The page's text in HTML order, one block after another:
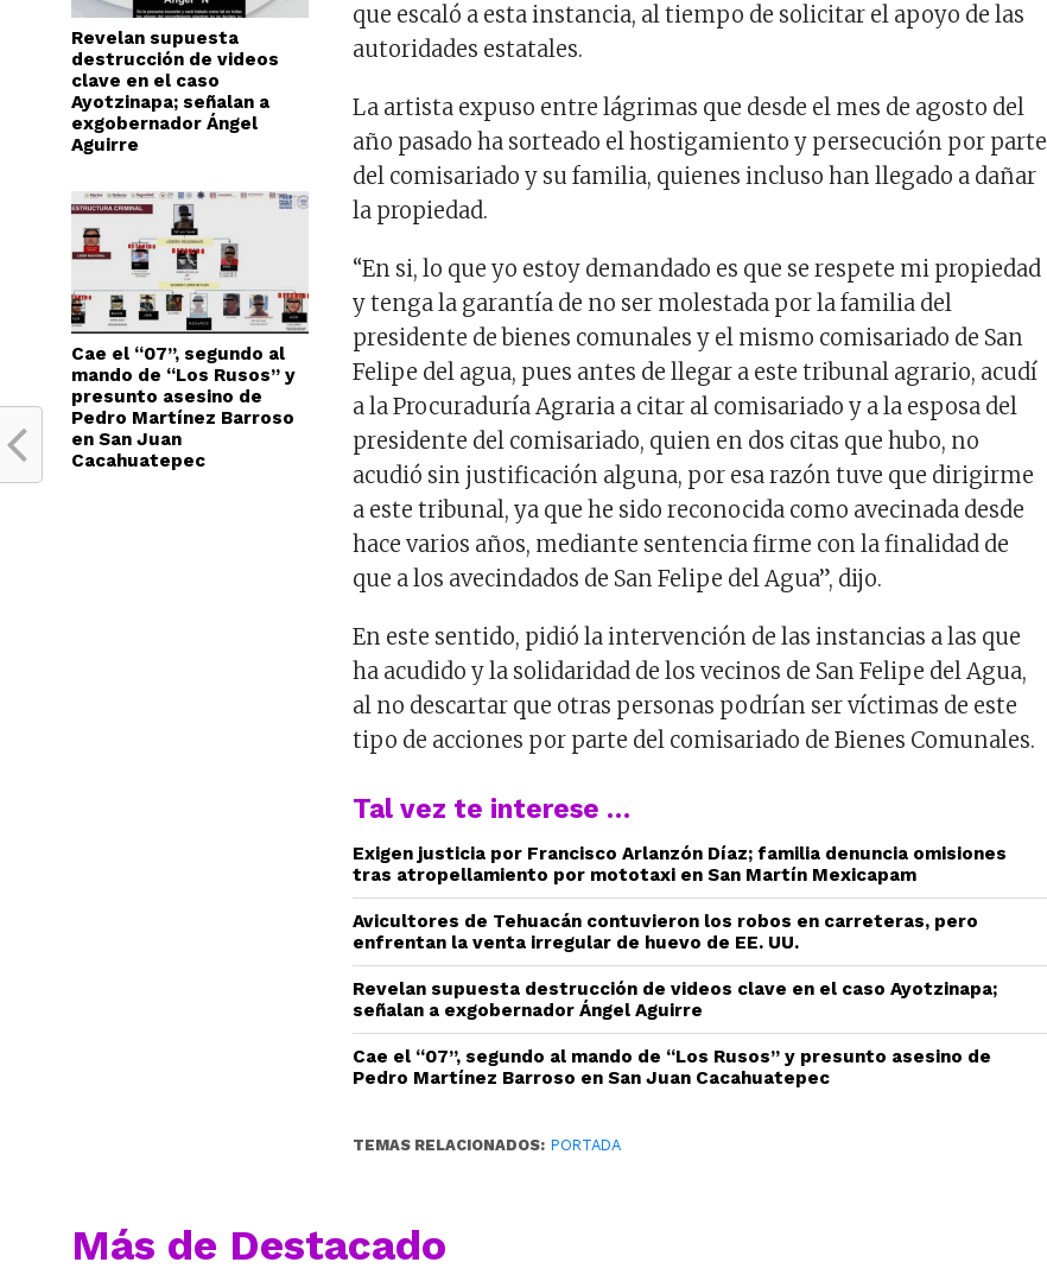
Revelan supuesta
destrucción de videos
clave en el caso
Ayotzinapa; señalan a
exgobernador Ángel
Aguirre
Cae el “07”, segundo al
mando de “Los Rusos” y
presunto asesino de
Pedro Martínez Barroso
en San Juan
Cacahuatepec
que escaló a esta instancia, al tiempo de solicitar el apoyo de las
autoridades estatales.
La artista expuso entre lágrimas que desde el mes de agosto del
año pasado ha sorteado el hostigamiento y persecución por parte
del comisariado y su familia, quienes incluso han llegado a dañar
la propiedad.
“En si, lo que yo estoy demandado es que se respete mi propiedad
y tenga la garantía de no ser molestada por la familia del
presidente de bienes comunales y el mismo comisariado de San
Felipe del agua, pues antes de llegar a este tribunal agrario, acudí
a la Procuraduría Agraria a citar al comisariado y a la esposa del
presidente del comisariado, quien en dos citas que hubo, no
acudió sin justificación alguna, por esa razón tuve que dirigirme
a este tribunal, ya que he sido reconocida como avecinada desde
hace varios años, mediante sentencia firme con la finalidad de
que a los avecindados de San Felipe del Agua”, dijo.
En este sentido, pidió la intervención de las instancias a las que
ha acudido y la solidaridad de los vecinos de San Felipe del Agua,
al no descartar que otras personas podrían ser víctimas de este
tipo de acciones por parte del comisariado de Bienes Comunales.
Tal vez te interese …
Exigen justicia por Francisco Arlanzón Díaz; familia denuncia omisiones
tras atropellamiento por mototaxi en San Martín Mexicapam
Avicultores de Tehuacán contuvieron los robos en carreteras, pero
enfrentan la venta irregular de huevo de EE. UU.
Revelan supuesta destrucción de videos clave en el caso Ayotzinapa;
señalan a exgobernador Ángel Aguirre
Cae el “07”, segundo al mando de “Los Rusos” y presunto asesino de
Pedro Martínez Barroso en San Juan Cacahuatepec
TEMAS RELACIONADOS: PORTADA
Más de Destacado